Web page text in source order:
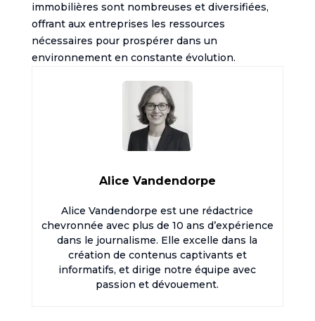
immobilières sont nombreuses et diversifiées,
offrant aux entreprises les ressources
nécessaires pour prospérer dans un
environnement en constante évolution.
Alice Vandendorpe
Alice Vandendorpe est une rédactrice
chevronnée avec plus de 10 ans d’expérience
dans le journalisme. Elle excelle dans la
création de contenus captivants et
informatifs, et dirige notre équipe avec
passion et dévouement.